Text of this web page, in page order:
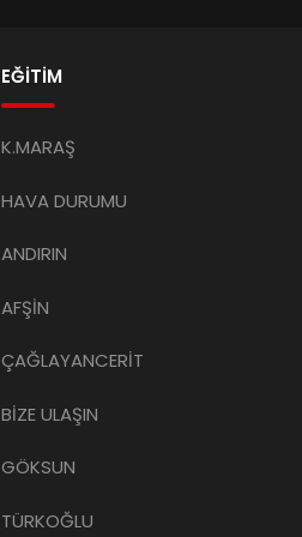
EĞİTİM
K.MARAŞ
HAVA DURUMU
ANDIRIN
AFŞİN
ÇAĞLAYANCERİT
BİZE ULAŞIN
GÖKSUN
TÜRKOĞLU